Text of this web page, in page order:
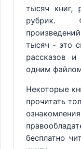
тысяч книг,
рубрик.
тысяч - это
рассказов
одним
Некоторые
прочитать
бесплатно